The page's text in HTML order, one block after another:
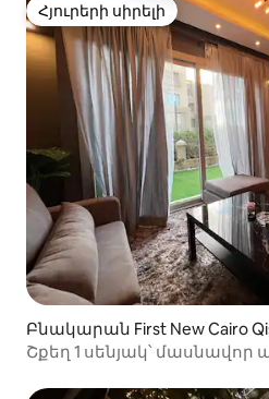
Հյուրերի սիրելի
Հյուրերի սիրելի
Բնակարան First New Cairo
Շքեղ 1 սենյակ՝ մասնավոր